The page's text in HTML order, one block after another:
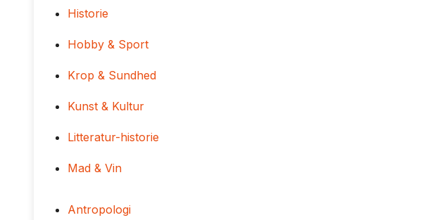
Historie
Hobby & Sport
Krop & Sundhed
Kunst & Kultur
Litteratur-historie
Mad & Vin
Antropologi